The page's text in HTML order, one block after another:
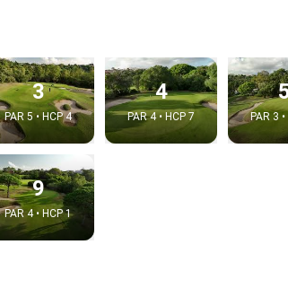
3
PAR 5 • HCP 4
4
PAR 4 • HCP 7 PAR 3
9
PAR 4 • HCP 1
Integrate video
Video choice:
Embed code